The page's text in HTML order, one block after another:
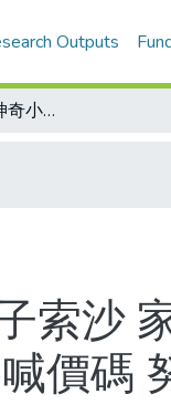
Outputs
全壘打的故事(21) 神奇小子索沙 家庭重擔壓肩 沒有失敗的本錢 為了養家活口 索沙以球棒喊價碼 努力向上爬
索沙
價碼